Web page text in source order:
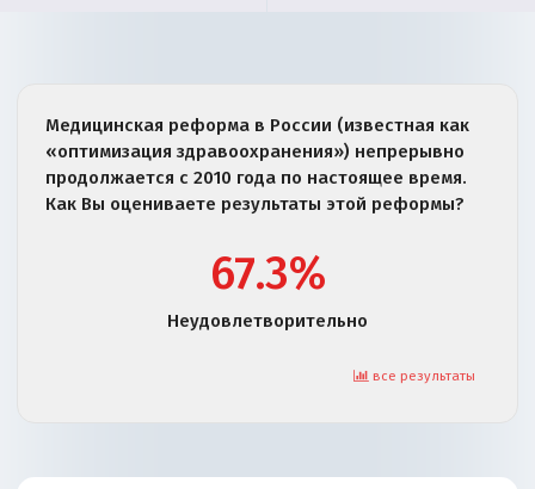
Медицинская реформа в России (известная как
«оптимизация здравоохранения») непрерывно
продолжается с 2010 года по настоящее время.
Как Вы оцениваете результаты этой реформы?
67.3%
Неудовлетворительно
все результаты